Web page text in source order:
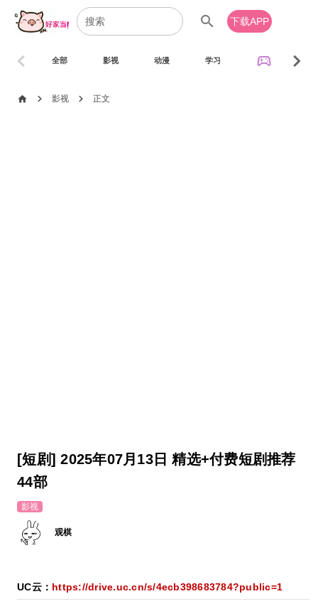
search 下载APP
全部 影视 动漫 学习 sports_esports
chevron_left chevron_right
home chevron_right 影视 chevron_right 正文
[短剧] 2025年07月13日 精选+付费短剧推荐
44部
影视
观棋
UC云： https://drive.uc.cn/s/4ecb398683784?public=1